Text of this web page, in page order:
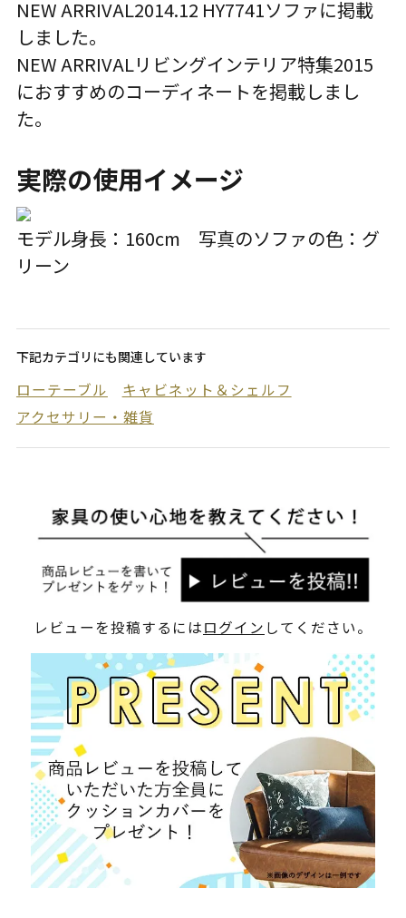
NEW ARRIVAL2014.12 HY7741ソファに掲載
しました。
NEW ARRIVALリビングインテリア特集2015
におすすめのコーディネートを掲載しまし
た。
実際の使用イメージ
モデル身長：160cm 写真のソファの色：グ
リーン
下記カテゴリにも関連しています
ローテーブル
キャビネット＆シェルフ
アクセサリー・雑貨
レビューを投稿するにはログイン してください。